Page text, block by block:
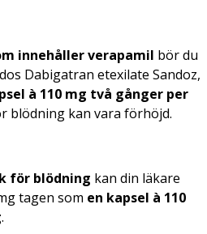
innehåller verapamil bör du
Dabigatran etexilate Sandoz,
à 110 mg två gånger per
blödning kan vara förhöjd.
för blödning kan din läkare
tagen som en kapsel à 110
.